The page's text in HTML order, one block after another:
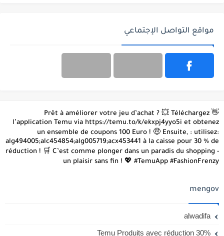
مواقع التواصل الإجتماعي
👋 Prêt à améliorer votre jeu d’achat ? 💥 Téléchargez
l’application Temu via https://temu.to/k/ekxpj4yyo5i et obtenez
un ensemble de coupons 100 Euro ! 🤑 Ensuite, : utilisez:
alg494005;alc454854;alg005719;acx453441 à la caisse pour 30 % de
réduction ! 🛒 C’est comme plonger dans un paradis du shopping -
un plaisir sans fin ! 💖 #TemuApp #FashionFrenzy
mengov
alwadifa
Temu Produits avec réduction 30%